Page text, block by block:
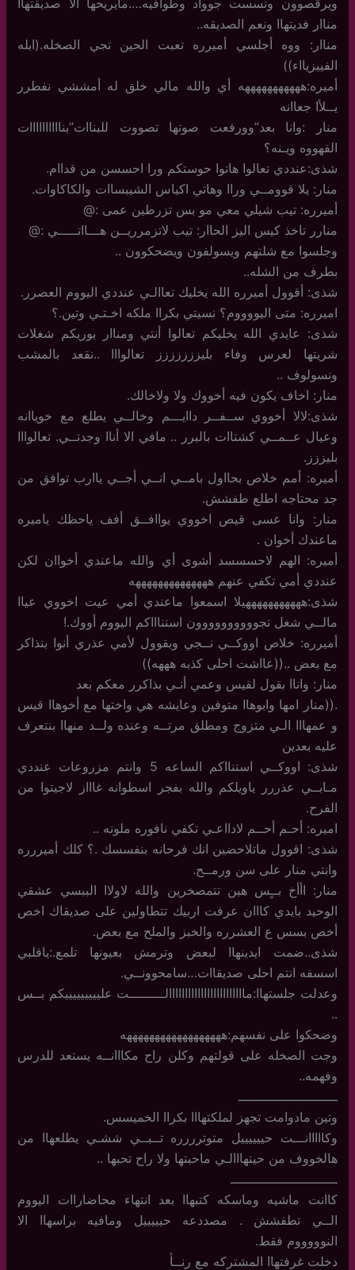
مناار فديتهاا ونعم الصديقه..
مناار: ووه أجلسي أميرره تعبت الحين تجي الصخله.(ابله
الفييزيااء))
أميره:هههههههههههه أي والله مالي خلق له أمششي نفطرر
يــلأا جعاانه
منار :وانا بعد”وورفعت صوتها تصووت للبناات”بناااااااااات
القهووه ويـنه؟
شذى:عنددي تعالوا هاتوا حوستكم ورا احسسن من قداام.
منار: يلا قوومــي وراا وهاتي اكياس الشيبساات والكاكاوات.
أميرره: تيب شيلي معي مو بس تزرطين عمى :@
منارر تاخذ كيس اليز الحاار: تيب لاتزمرريــن هـــااتـــــي :@
وجلسوا مع شلتهم ويسولفون ويضحكوون ..
بطرف من الشله..
شذى: أقوول أميرره الله يخليك تعاالـي عنددي اليووم العصرر.
اميرره: متى اليووووم؟ نسيتي بكراا ملكه اخـتـي وتين.؟
شذى: عايدي الله يخليكم تعالوا أنتي ومناار بوريكم شغلات
شريتها لعرس وفاء بليززززززز تعالوااا ..نقعد بالمشب
ونسولوف ..
منار: اخاف يكون فيه أخووك ولا ولاخالك.
شذى:لالا أخووي ســفــر داايـــم وخالــي يطلع مع خوياانه
وعيال عــمــي كشتاات بالبرر .. مافي الا أناا وجدتــي. تعالوااا
بليززز.
أميره: أمم خلاص بحااول بامــي انــي أجــي ياارب توافق من
جد محتاجه اطلع طفشش.
منار: وانا عسى قيص اخووي يواافــق أفف ياحظك ياميره
ماعندك أخوان .
أميره: الهم لاحسسسد أشوى أي والله ماعندي أخواان لكن
عنددي أمي تكفي عنهم ههههههههههههههه
شذى:هههههههههههيلا اسمعوا ماعندي أمي عيت اخووي عياا
مالــي شغل تجوووووووووون استناااكم اليووم أووك.!
أميرره: خلاص اووكــي نــجي وبقوول لأمي عذري أنوا بنذاكر
مع بعض ..((عااشت احلى كذبه هههه))
منار: واناا بقول لقيس وعمي أنـي بذاكرر معكم بعد
.((منار امها وابوهاا متوفين وعايشه هي واختها مع أخوهاا قيس
و عمهااا الـي متزوج ومطلق مرتــه وعنده ولــد منهاا بنتعرف
عليه بعدين
شذى: اووكــي استنااكم الساعه 5 وانتم مزروعات عنددي
مـابــي عذررر ياويلكم والله بفجر اسطوانه غاااز لاجيتوا من
الفرح.
اميره: أحـم أحــم لادااعـي تكفي نافوره ملونه ..
شذى: اقوول ماتلاحضين انك فرحانه بنفسسك .؟ كلك أميررره
وانتي منار على سن ورمــح.
منار: اأأخ بــٍس هين تتمصخرين والله لاولاا الببسي عشقي
الوحيد بايدي كااان عرفت اربيك تتطاولين على صديقاك اخص
أخص بسس ع العشرره والخبز والملح مع بعض.
شذى..ضمت ايدينهاا لبعض وترمش بعيونها تلمع.:ياقلبي
اسسفه انتم احلى صديقاات…سامحوونــي.
وعدلت جلستهاا:ماااااااااااااااااااااااالـــــــــت عليييييييييكم بــس
..
وضحكوا على نفسهم:ههههههههههههههههههه
وجت الصخله على قولتهم وكلن راح مكااانــه يستعد للدرس
وفهمه..
ـــــــــــــــــــــــــ
وتين مادوامت تجهز لملكتهااا بكراا الخميسس.
وكااااانـــت حييييييل متوترررره تــبــي ششـي يطلعهاا من
هالخووف من حيتهااالـي ماحبتها ولا راح تحبها ..
ـــــــــــــــــــــــــــ
كاانت ماشيه وماسكه كتبهاا بعد انتهاء محاضاراات اليووم
الــي تطفشش . مصددعه حيييييل ومافيه براسهاا الا
النوووووم فقط.
دخلت غرفتهاا المشتركه مع رنــأ